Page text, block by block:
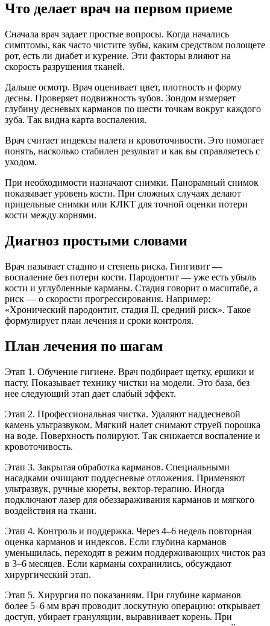
Что делает врач на первом приеме
Сначала врач задает простые вопросы. Когда начались
симптомы, как часто чистите зубы, каким средством полощете
рот, есть ли диабет и курение. Эти факторы влияют на
скорость разрушения тканей.
Дальше осмотр. Врач оценивает цвет, плотность и форму
десны. Проверяет подвижность зубов. Зондом измеряет
глубину десневых карманов по шести точкам вокруг каждого
зуба. Так видна карта воспаления.
Врач считает индексы налета и кровоточивости. Это помогает
понять, насколько стабилен результат и как вы справляетесь с
уходом.
При необходимости назначают снимки. Панорамный снимок
показывает уровень кости. При сложных случаях делают
прицельные снимки или КЛКТ для точной оценки потери
кости между корнями.
Диагноз простыми словами
Врач называет стадию и степень риска. Гингивит —
воспаление без потери кости. Пародонтит — уже есть убыль
кости и углубленные карманы. Стадия говорит о масштабе, а
риск — о скорости прогрессирования. Например:
«Хронический пародонтит, стадия II, средний риск». Такое
формулирует план лечения и сроки контроля.
План лечения по шагам
Этап 1. Обучение гигиене. Врач подбирает щетку, ершики и
пасту. Показывает технику чистки на модели. Это база, без
нее следующий этап дает слабый эффект.
Этап 2. Профессиональная чистка. Удаляют наддесневой
камень ультразвуком. Мягкий налет снимают струей порошка
на воде. Поверхность полируют. Так снижается воспаление и
кровоточивость.
Этап 3. Закрытая обработка карманов. Специальными
насадками очищают поддесневые отложения. Применяют
ультразвук, ручные кюреты, вектор-терапию. Иногда
подключают лазер для обеззараживания карманов и мягкого
воздействия на ткани.
Этап 4. Контроль и поддержка. Через 4–6 недель повторная
оценка карманов и индексов. Если глубина карманов
уменьшилась, переходят в режим поддерживающих чисток раз
в 3–6 месяцев. Если карманы сохранились, обсуждают
хирургический этап.
Этап 5. Хирургия по показаниям. При глубине карманов
более 5–6 мм врач проводит лоскутную операцию: открывает
доступ, убирает грануляции, выравнивает корень. При